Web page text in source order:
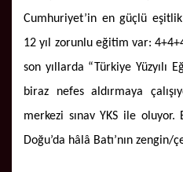
Cumhuriyet’in en güçlü
12 yıl zorunlu eğitim var:
son yıllarda “Türkiye
biraz nefes aldırmaya
merkezi sınav YKS ile
Doğu’da hâlâ Batı’nın